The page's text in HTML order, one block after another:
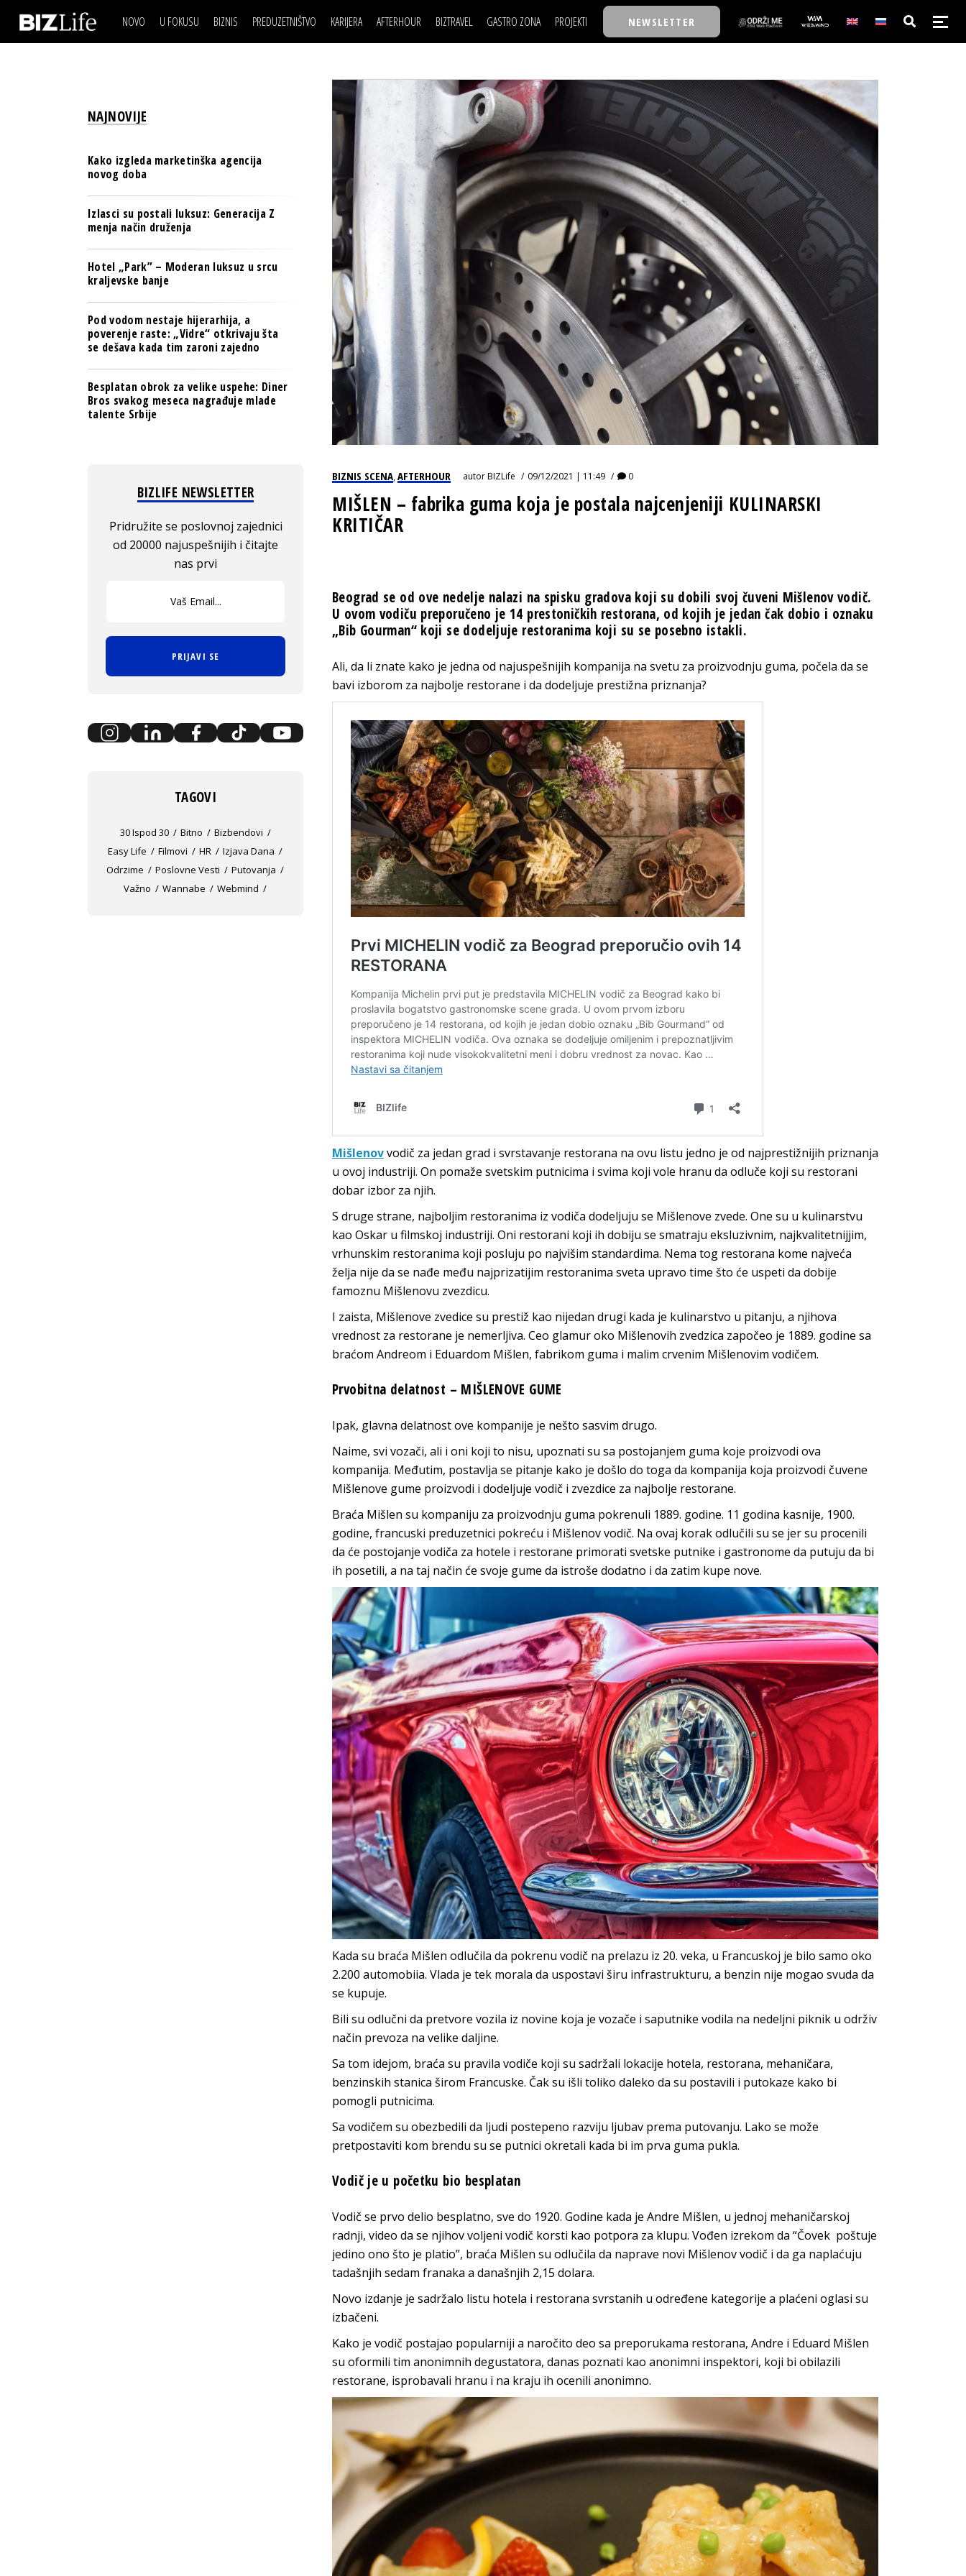
NOVO U FOKUSU BIZNIS
BANKE
OSIGURANJE
TECH I AI
BIZNIS & SPORT
PULS REGIONA
NOVO NA RAFU
PREDUZETNIŠTVO KARIJERA
LJUDI (HR)
MOJ UGAO
USAVRŠAVANJE
AFTERHOUR
KNJIGE
AUTO SVET
WELLBEING
BIZTRAVEL GASTRO ZONA PROJEKTI
TASTY TALKS
30 ISPOD 30
BACK TO OFFICE/SCHOOL
BIZBENDOVI
BIZKOLEGIJUM
BMW BIZNIS LIGA
BIZLIFE WEEK
IZJAVA GODINE
NEWSLETTER
IZJAVA DANABIZNIS SCENA
BREND I KOMUNIKACIJE
OSIGURANJE
POSAO
MOJ UGAO
USAVRŠAVANJE
KNOW-HOW
FILM I SCENA
AUTO SVET
STIL
WELLBEING
NAJKOLEGA
30 ISPOD 30
BACK TO OFFICE/SCHOOL
BIZBENDOVI
BIZKOLEGIJUM
BMW BIZNIS LIGA
BIZLIFE WEEK
IZJAVA GODINE
BIZNIS SCENA,AFTERHOUR autorBIZLife 09/12/2021 | 11:49 0
MIŠLEN – fabrika guma koja je postala najcenjeniji KULINARSKI
KRITIČAR
Beograd se od ove nedelje nalazi na spisku gradova koji su dobili svoj čuveni Mišlenov vodič.
U ovom vodiču preporučeno je 14 prestoničkih restorana, od kojih je jedan čak dobio i oznaku
„Bib Gourman“ koji se dodeljuje restoranima koji su se posebno istakli.
Ali, da li znate kako je jedna od najuspešnijih kompanija na svetu za proizvodnju guma, počela da se
bavi izborom za najbolje restorane i da dodeljuje prestižna priznanja?
Mišlenovvodič za jedan grad i svrstavanje restorana na ovu listu jedno je od najprestižnijih priznanja
u ovoj industriji. On pomaže svetskim putnicima i svima koji vole hranu da odluče koji su restorani
dobar izbor za njih.
S druge strane, najboljim restoranima iz vodiča dodeljuju se Mišlenove zvede. One su u kulinarstvu
kao Oskar u filmskoj industriji. Oni restorani koji ih dobiju se smatraju eksluzivnim, najkvalitetnijjim,
vrhunskim restoranima koji posluju po najvišim standardima. Nema tog restorana kome najveća
želja nije da se nađe među najprizatijim restoranima sveta upravo time što će uspeti da dobije
famoznu Mišlenovu zvezdicu.
I zaista, Mišlenove zvedice su prestiž kao nijedan drugi kada je kulinarstvo u pitanju, a njihova
vrednost za restorane je nemerljiva. Ceo glamur oko Mišlenovih zvedzica započeo je 1889. godine sa
braćom Andreom i Eduardom Mišlen, fabrikom guma i malim crvenim Mišlenovim vodičem.
Prvobitna delatnost – MIŠLENOVE GUME
Ipak, glavna delatnost ove kompanije je nešto sasvim drugo.
Naime, svi vozači, ali i oni koji to nisu, upoznati su sa postojanjem guma koje proizvodi ova
kompanija. Međutim, postavlja se pitanje kako je došlo do toga da kompanija koja proizvodi čuvene
Mišlenove gume proizvodi i dodeljuje vodič i zvezdice za najbolje restorane.
Braća Mišlen su kompaniju za proizvodnju guma pokrenuli 1889. godine. 11 godina kasnije, 1900.
godine, francuski preduzetnici pokreću i Mišlenov vodič. Na ovaj korak odlučili su se jer su procenili
da će postojanje vodiča za hotele i restorane primorati svetske putnike i gastronome da putuju da bi
ih posetili, a na taj način će svoje gume da istroše dodatno i da zatim kupe nove.
Kada su braća Mišlen odlučila da pokrenu vodič na prelazu iz 20. veka, u Francuskoj je bilo samo oko
2.200 automobiia. Vlada je tek morala da uspostavi širu infrastrukturu, a benzin nije mogao svuda da
se kupuje.
Bili su odlučni da pretvore vozila iz novine koja je vozače i saputnike vodila na nedeljni piknik u održiv
način prevoza na velike daljine.
Sa tom idejom, braća su pravila vodiče koji su sadržali lokacije hotela, restorana, mehaničara,
benzinskih stanica širom Francuske. Čak su išli toliko daleko da su postavili i putokaze kako bi
pomogli putnicima.
Sa vodičem su obezbedili da ljudi postepeno razviju ljubav prema putovanju. Lako se može
pretpostaviti kom brendu su se putnici okretali kada bi im prva guma pukla.
Vodič je u početku bio besplatan
Vodič se prvo delio besplatno, sve do 1920. Godine kada je Andre Mišlen, u jednoj mehaničarskoj
radnji, video da se njihov voljeni vodič korsti kao potpora za klupu. Vođen izrekom da “Čovek poštuje
jedino ono što je platio”, braća Mišlen su odlučila da naprave novi Mišlenov vodič i da ga naplaćuju
tadašnjih sedam franaka a današnjih 2,15 dolara.
Novo izdanje je sadržalo listu hotela i restorana svrstanih u određene kategorije a plaćeni oglasi su
izbačeni.
Kako je vodič postajao popularniji a naročito deo sa preporukama restorana, Andre i Eduard Mišlen
su oformili tim anonimnih degustatora, danas poznati kao anonimni inspektori, koji bi obilazili
restorane, isprobavali hranu i na kraju ih ocenili anonimno.
NAJNOVIJE
Kako izgleda marketinška agencija
novog doba
Izlasci su postali luksuz: Generacija Z
menja način druženja
Hotel „Park” – Moderan luksuz u srcu
kraljevske banje
Pod vodom nestaje hijerarhija, a
poverenje raste: „Vidre“ otkrivaju šta
se dešava kada tim zaroni zajedno
Besplatan obrok za velike uspehe: Diner
Bros svakog meseca nagrađuje mlade
talente Srbije
BIZLIFE NEWSLETTER
Pridružite se poslovnoj zajednici
od 20000 najuspešnijih i čitajte
nas prvi
PRIJAVI SE
TAGOVI
30 Ispod 30 Bitno
Bizbendovi
Easy Life
Filmovi HR
Izjava Dana
Odrzime
Poslovne Vesti
Putovanja
Važno
Wannabe Webmind